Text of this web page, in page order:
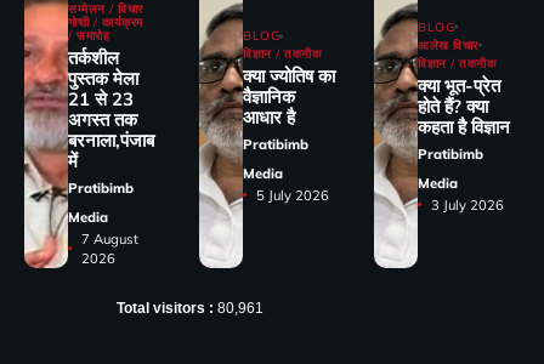
सम्मेलन / विचार
गोष्ठी / कार्यक्रम
/ समारोह
तर्कशील
पुस्तक मेला
21 से 23
अगस्त तक
बरनाला,पंजाब
में
Pratibimb
Media
7 August
2026
BLOG
विज्ञान / तकनीक
क्या ज्योतिष का
वैज्ञानिक
आधार है
Pratibimb
Media
5 July 2026
BLOG
आलेख विचार
विज्ञान / तकनीक
क्या भूत-प्रेत
होते हैं? क्या
कहता है विज्ञान
Pratibimb
Media
3 July 2026
Total visitors : 80,961